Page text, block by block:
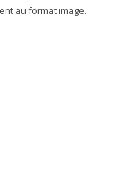
au format image.